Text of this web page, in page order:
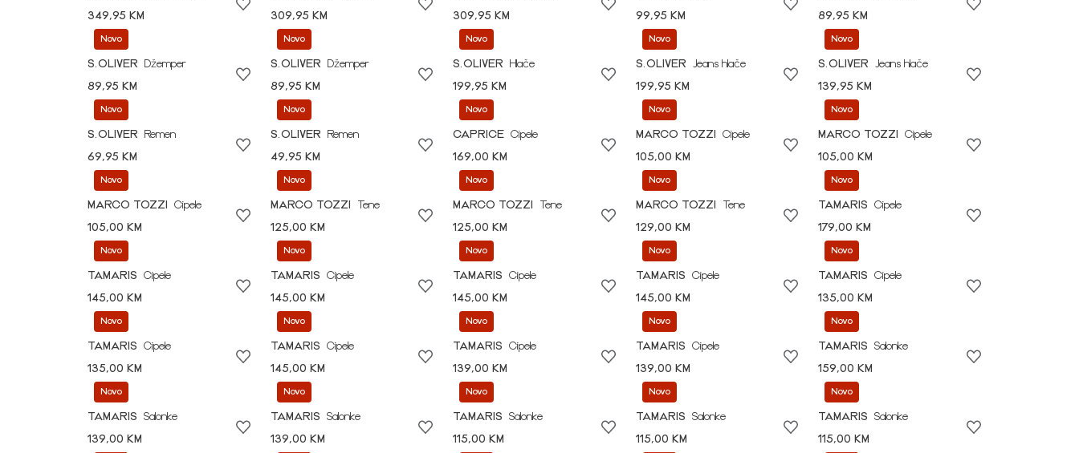
349,95 KM
309,95 KM
309,95 KM
99,95 KM
89,95 KM
Novo
S.OLIVER
Džemper
89,95 KM
Novo
S.OLIVER
Džemper
89,95 KM
Novo
S.OLIVER
Hlače
199,95 KM
Novo
S.OLIVER
Jeans hlače
199,95 KM
Novo
S.OLIVER
Jeans hlače
139,95 KM
Novo
S.OLIVER
Remen
69,95 KM
Novo
S.OLIVER
Remen
49,95 KM
Novo
CAPRICE Cipele
169,00 KM
Novo
MARCO TOZZI
Cipele
105,00 KM
Novo
MARCO TOZZI
Cipele
105,00 KM
Novo
MARCO TOZZI
Cipele
105,00 KM
Novo
MARCO TOZZI
Tene
125,00 KM
Novo
MARCO TOZZI
Tene
125,00 KM
Novo
MARCO TOZZI
Tene
129,00 KM
Novo
TAMARIS
Cipele
179,00 KM
Novo
TAMARIS
Cipele
145,00 KM
Novo
TAMARIS
Cipele
145,00 KM
Novo
TAMARIS
Cipele
145,00 KM
Novo
TAMARIS
Cipele
145,00 KM
Novo
TAMARIS
Cipele
135,00 KM
Novo
TAMARIS
Cipele
135,00 KM
Novo
TAMARIS
Cipele
145,00 KM
Novo
TAMARIS
Cipele
139,00 KM
Novo
TAMARIS
Cipele
139,00 KM
Novo
TAMARIS
Salonke
159,00 KM
Novo
TAMARIS
Salonke
139,00 KM
Novo
TAMARIS
Salonke
139,00 KM
Novo
TAMARIS
Salonke
115,00 KM
Novo
TAMARIS
Salonke
115,00 KM
Novo
TAMARIS
Salonke
115,00 KM